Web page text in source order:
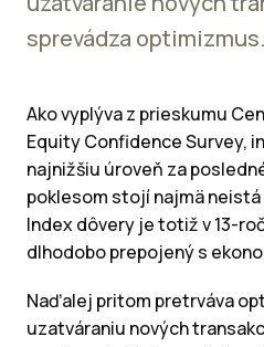
sprevádza optimizmus.
Ako vyplýva z prieskumu
Equity Confidence Survey,
najnižšiu úroveň za
poklesom stojí najmä
Index dôvery je totiž v 13-
dlhodobo prepojený s
Naďalej pritom pretrváva
uzatváraniu nových